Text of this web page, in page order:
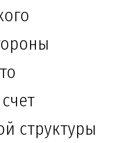
структуры